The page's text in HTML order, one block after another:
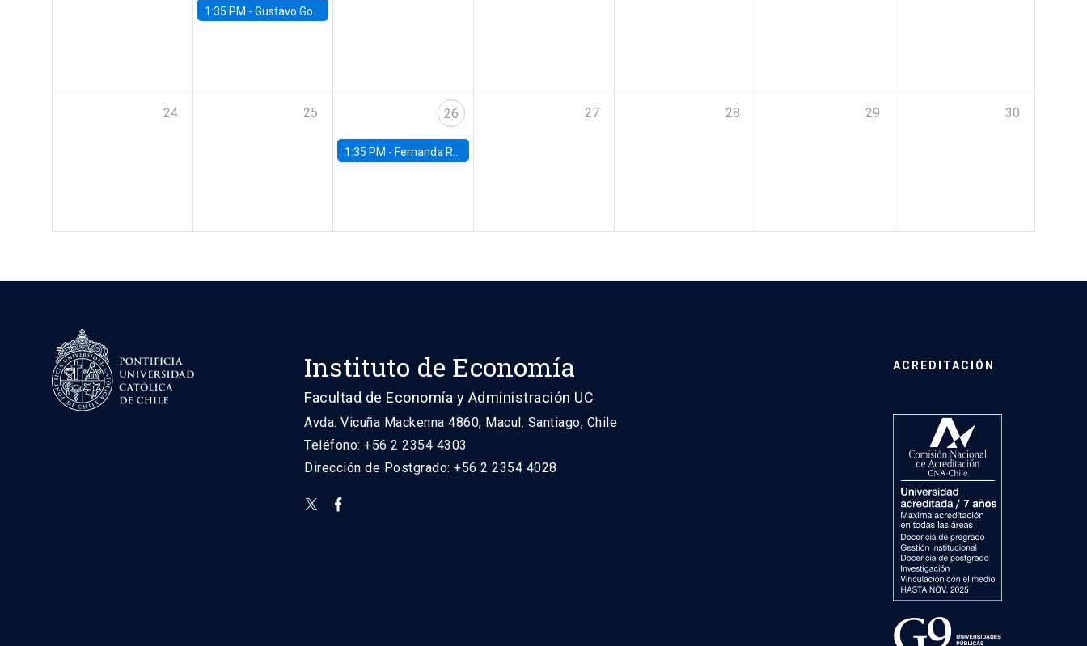
1:35 PM - Gustavo González, Banco Central de Chile
24 25 26
1:35 PM - Fernanda Rojas Ampuero, University of Wisconsin-Madison
27 28 29 30
Instituto de Economía
Facultad de Economía y Administración UC
Avda. Vicuña Mackenna 4860, Macul. Santiago, Chile
Teléfono: +56 2 2354 4303
Dirección de Postgrado: +56 2 2354 4028
ACREDITACIÓN